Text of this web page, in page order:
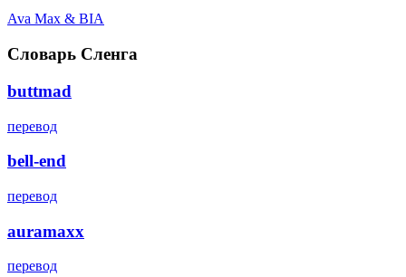
Ava Max & BIA
Словарь Сленга
buttmad
перевод
bell-end
перевод
auramaxx
перевод